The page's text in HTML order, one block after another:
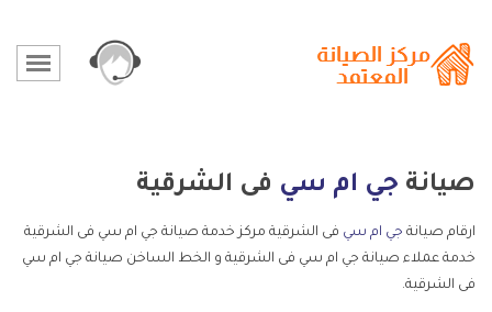
صيانة جي ام سي فى الشرقية
ارقام صيانة جي ام سي فى الشرقية مركز خدمة صيانة جي ام سي فى الشرقية
خدمة عملاء صيانة جي ام سي فى الشرقية و الخط الساخن صيانة جي ام سي
فى الشرقية.